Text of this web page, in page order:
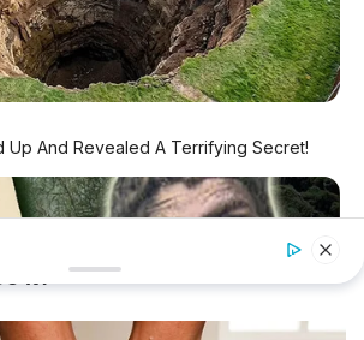
nasional.
Up And Revealed A Terrifying Secret!